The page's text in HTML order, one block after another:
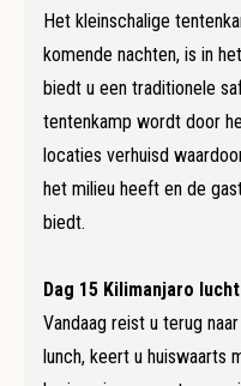
Het kleinschalige
komende nachten, is in
biedt u een traditionele
tentenkamp wordt door
locaties verhuisd
het milieu heeft en de
biedt.
Dag 15 Kilimanjaro
Vandaag reist u terug
lunch, keert u huiswaarts